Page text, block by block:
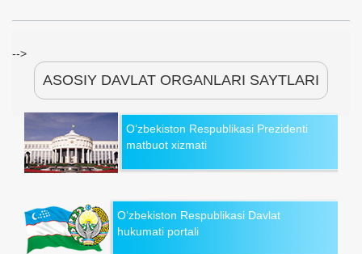
-->
ASOSIY DAVLAT ORGANLARI SAYTLARI
O‘zbekiston Respublikasi Prezidenti
matbuot xizmati
O‘zbekiston Respublikasi Davlat
hukumati portali